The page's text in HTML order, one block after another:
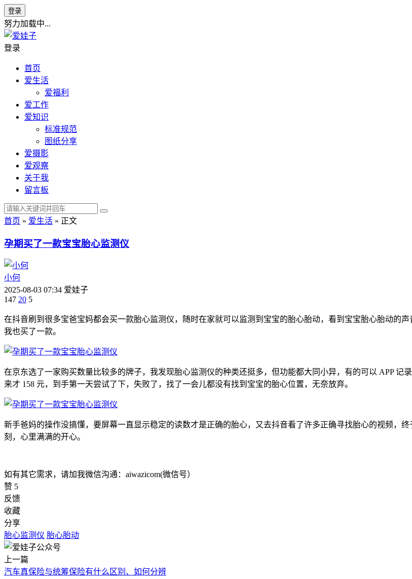
登录
努力加载中...
登录
首页
爱生活
爱福利
爱工作
爱知识
标准规范
图纸分享
爱摄影
爱观察
关于我
留言板
首页 » 爱生活 » 正文
孕期买了一款宝宝胎心监测仪
小何
2025-08-03 07:34 爱娃子
147 20 5
在抖音刷到很多宝爸宝妈都会买一款胎心监测仪，随时在家就可以监测到宝宝的胎心胎动，看到宝宝胎心胎动的
我也买了一款。
在京东选了一家购买数量比较多的牌子，我发现胎心监测仪的种类还挺多，但功能都大同小异，有的可以 APP 记
来才 158 元，到手第一天尝试了下，失败了，找了一会儿都没有找到宝宝的胎心位置，无奈放弃。
新手爸妈的操作没搞懂，要屏幕一直显示稳定的读数才是正确的胎心，又去抖音看了许多正确寻找胎心的视频，
刻，心里满满的开心。
如有其它需求，请加我微信沟通：aiwazicom(微信号）
赞 5
反馈
收藏
分享
胎心监测仪 胎心胎动
上一篇
汽车真保险与统筹保险有什么区别、如何分辨